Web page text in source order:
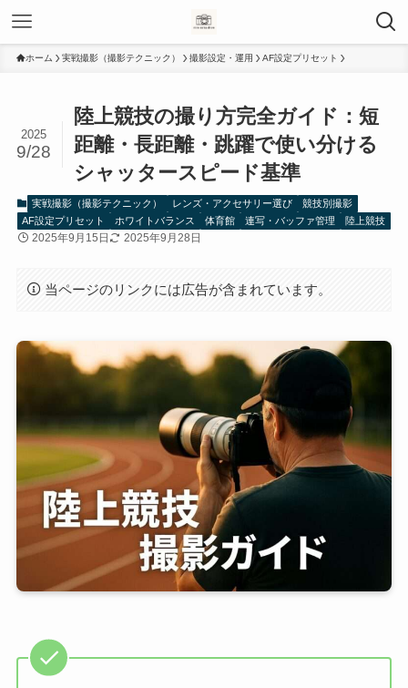
ホーム 実戦撮影（撮影テクニック） 撮影設定・運用 AF設定プリセット
陸上競技の撮り方完全ガイド：短
距離・長距離・跳躍で使い分ける
シャッタースピード基準
2025
9/28
実戦撮影（撮影テクニック） レンズ・アクセサリー選び
競技別撮影
AF設定プリセット
ホワイトバランス 体育館 連写・バッファ管理 陸上競技
2025年9月15日 2025年9月28日
当ページのリンクには広告が含まれています。